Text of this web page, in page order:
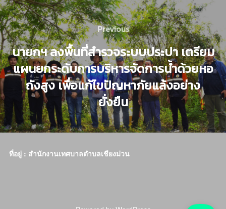
Previous
นายกฯ ลงพื้นที่สำรวจระบบประปา เตรียม
แผนยกระดับการบริหารจัดการน้ำด้วยหอ
ถังสูง เพื่อแก้ไขปัญหาภัยแล้งอย่าง
ยั่งยืน
ที่อยู่ : สำนักงานเทศบาลตำบลเชียงม่วน